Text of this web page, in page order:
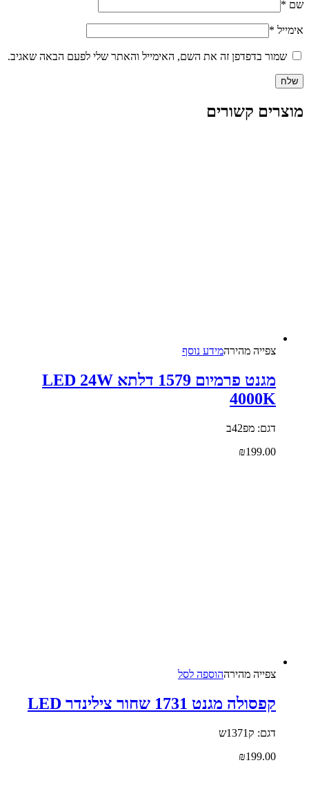
שם *
אימייל *
שמור בדפדפן זה את השם, האימייל והאתר שלי לפעם הבאה שאגיב.
מוצרים קשורים
צפייה‬ ‫מהירה‬מידע נוסף
מגנט פרמיום 1579 דלתא LED 24W
4000K
דגם: מפ42ב
₪199.00
צפייה‬ ‫מהירה‬הוספה לסל
קפסולה מגנט 1731 שחור צילינדר LED
דגם: ק1371ש
₪199.00